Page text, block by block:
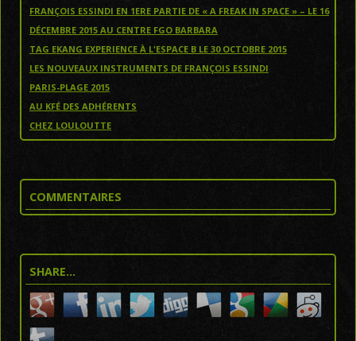
FRANÇOIS ESSINDI EN 1ERE PARTIE DE « A FREAK IN SPACE » – LE 16
DÉCEMBRE 2015 AU CENTRE FGO BARBARA
TAG EKANG EXPERIENCE À L'ESPACE B LE 30 OCTOBRE 2015
LES NOUVEAUX INSTRUMENTS DE FRANÇOIS ESSINDI
PARIS-PLAGE 2015
AU KFÉ DES ADHÉRENTS
CHEZ LOULOUTTE
COMMENTAIRES
SHARE…